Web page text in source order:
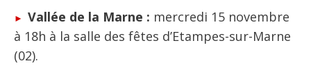
Vallée de la Marne : mercredi 15 novembre
à 18h à la salle des fêtes d’Etampes-sur-Marne
(02).